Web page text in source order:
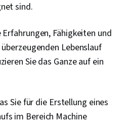
sind.
Fähigkeiten und
Lebenslauf
Sie das Ganze auf ein
Sie für die Erstellung eines
im Bereich Machine